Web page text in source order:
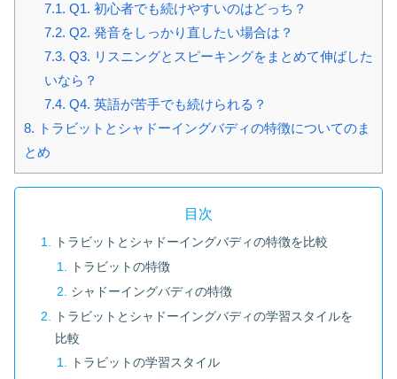
7.1. Q1. 初心者でも続けやすいのはどっち？
7.2. Q2. 発音をしっかり直したい場合は？
7.3. Q3. リスニングとスピーキングをまとめて伸ばした
いなら？
7.4. Q4. 英語が苦手でも続けられる？
8. トラビットとシャドーイングバディの特徴についてのま
とめ
目次
トラビットとシャドーイングバディの特徴を比較
トラビットの特徴
シャドーイングバディの特徴
トラビットとシャドーイングバディの学習スタイルを
比較
トラビットの学習スタイル